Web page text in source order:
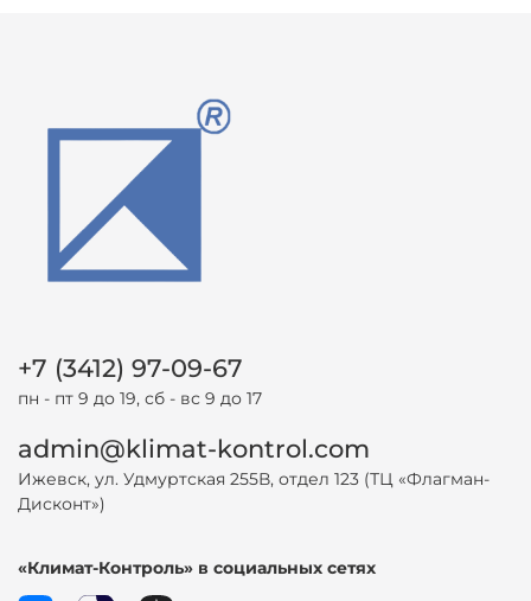
+7 (3412) 97-09-67
пн - пт 9 до 19, сб - вс 9 до 17
admin@klimat-kontrol.com
Ижевск, ул. Удмуртская 255В, отдел 123 (ТЦ «Флагман-
Дисконт»)
«Климат-Контроль» в социальных сетях